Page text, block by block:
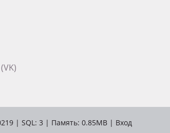
| SQL: 3 | Память: 0.85MB | Вход